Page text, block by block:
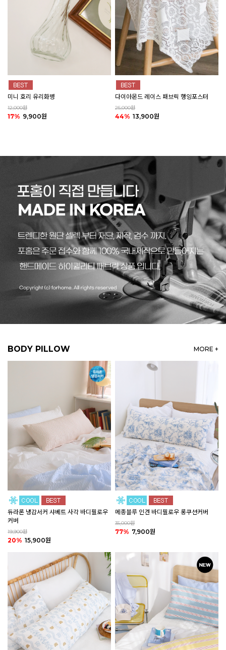
미니 호리 유리화병
12,000원
17% 9,900원
다이아몬드 레이스 패브릭 행잉포스터
25,000원
44% 13,900원
BODY PILLOW MORE +
듀라론 냉감서커 샤베트 사각 바디필로우
커버
19,900원
20% 15,900원
메종블루 인견 바디필로우 롱쿠션커버
35,000원
77% 7,900원